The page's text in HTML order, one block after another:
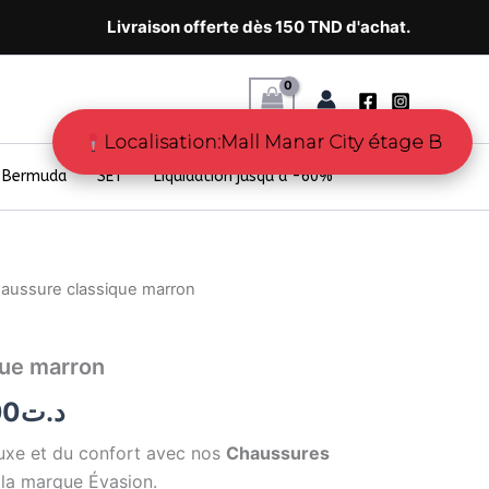
Livraison offerte dès 150 TND d'achat.
Bermuda SET Liquidation jusqu’à -60%
classique marron
marron
:
د.ت169.00.
د.ت
Le
actuel
est :
د.ت98.00.
et du confort avec nos Chaussures
marque Évasion.
Localisation:Mall Manar City étage B